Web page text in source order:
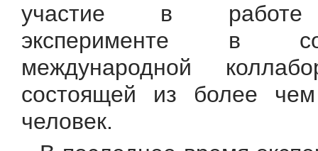
участие в
эксперименте в
международной
состоящей из более
человек.